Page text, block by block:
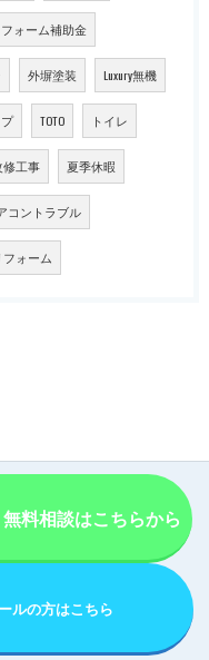
ォーム補助金
外塀塗装 Luxury無機
TOTO トイレ
修工事 夏季休暇
コントラブル
フォーム
無料相談はこちらから
ルの方はこちら